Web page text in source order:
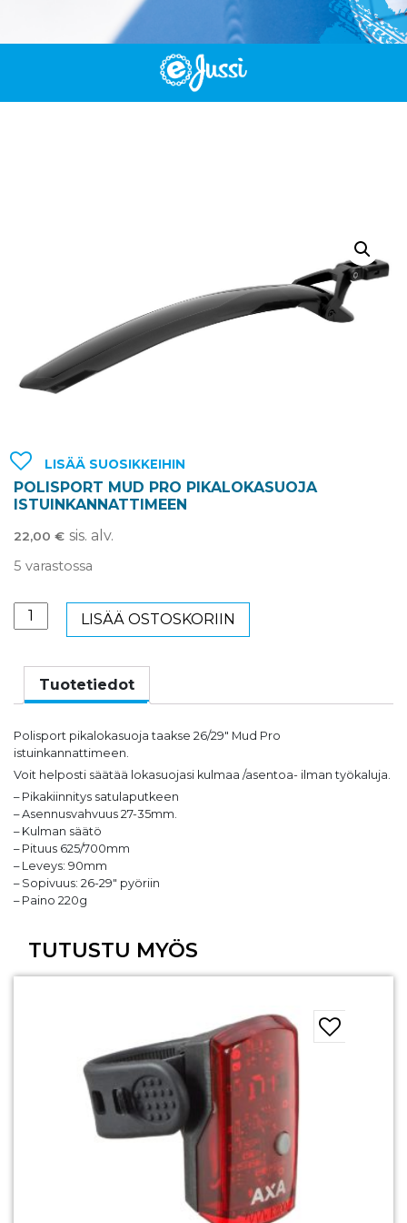
LISÄÄ SUOSIKKEIHIN
POLISPORT MUD PRO PIKALOKASUOJA
ISTUINKANNATTIMEEN
22,00 € sis. alv.
5 varastossa
POLISPORT
MUD
PIKALOKASUOJA
ISTUINKANNATTIMEEN
LISÄÄ OSTOSKORIIN
Tuotetiedot
Polisport pikalokasuoja taakse 26/29″ Mud Pro
istuinkannattimeen.
Voit helposti säätää lokasuojasi kulmaa /asentoa- ilman työkaluja.
– Pikakiinnitys satulaputkeen
– Asennusvahvuus 27-35mm.
– Kulman säätö
– Pituus 625/700mm
– Leveys: 90mm
– Sopivuus: 26-29″ pyöriin
– Paino 220g
TUTUSTU MYÖS